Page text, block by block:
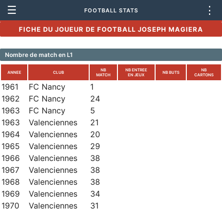
☰ FOOTBALL STATS ⋮
FICHE DU JOUEUR DE FOOTBALL JOSEPH MAGIERA
Nombre de match en L1
ANNEE CLUB
NB
MATCH
NB ENTREE
EN JEUX
NB BUTS
NB
CARTONS
1961 FC Nancy
1
1962
FC Nancy
24
1963
FC Nancy
5
1963
Valenciennes
21
1964
Valenciennes
20
1965
Valenciennes
29
1966
Valenciennes
38
1967
Valenciennes
38
1968
Valenciennes
38
1969
Valenciennes
34
1970
Valenciennes
31